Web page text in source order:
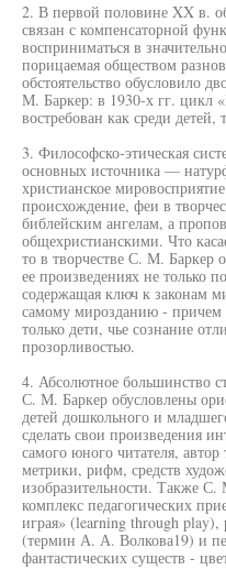
2. В первой половине XX в.
связан с компенсаторной
восприниматься в
порицаемая обществом
обстоятельство обусловило
М. Баркер: в 1930-х гг. цикл
востребован как среди детей,
3. Философско-этическая
основных источника —
христианское
происхождение, феи в
библейским ангелам, а
общехристианскими. Что
то в творчестве С. М. Баркер
ее произведениях не только
содержащая ключ к законам
самому мирозданию - причем
только дети, чье сознание
прозорливостью.
4. Абсолютное большинство
С. М. Баркер обусловлены
детей дошкольного и
сделать свои произведения
самого юного читателя,
метрики, рифм, средств
изобразительности. Также
комплекс педагогических
играя» (learning through
(термин А. А. Волкова19) и
фантастических существ -